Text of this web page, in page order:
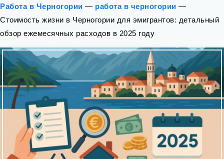
Работа в Черногории — работа в черногории —
Стоимость жизни в Черногории для эмигрантов: детальный
обзор ежемесячных расходов в 2025 году